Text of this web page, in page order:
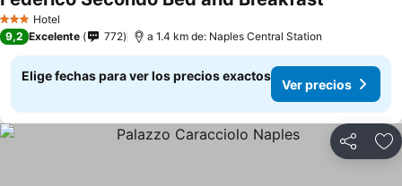
3 Estrellas
Hotel
9,2 Excelente 772 a 1.4 km de: Naples Central Station
Elige fechas para ver los precios exactos
Ver precios
Compartir